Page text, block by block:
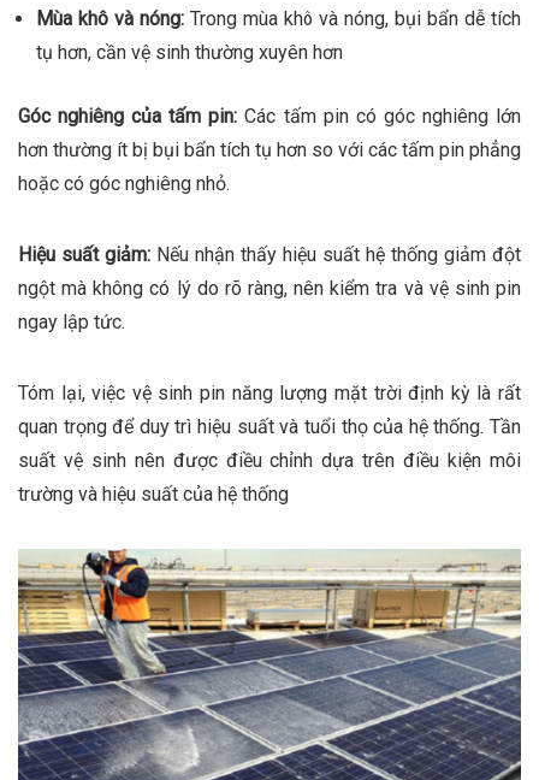
Mùa khô và nóng:Trong mùa khô và nóng, bụi bẩn dễ tích
tụ hơn, cần vệ sinh thường xuyên hơn
Góc nghiêng của tấm pin:Các tấm pin có góc nghiêng lớn
hơn thường ít bị bụi bẩn tích tụ hơn so với các tấm pin phẳng
hoặc có góc nghiêng nhỏ.
Hiệu suất giảm: Nếu nhận thấy hiệu suất hệ thống giảm đột
ngột mà không có lý do rõ ràng, nên kiểm tra và vệ sinh pin
ngay lập tức.
Tóm lại, việc vệ sinh pin năng lượng mặt trời định kỳ là rất
quan trọng để duy trì hiệu suất và tuổi thọ của hệ thống. Tần
suất vệ sinh nên được điều chỉnh dựa trên điều kiện môi
trường và hiệu suất của hệ thống